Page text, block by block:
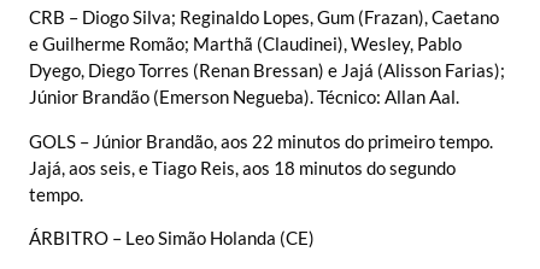
CRB – Diogo Silva; Reginaldo Lopes, Gum (Frazan), Caetano
e Guilherme Romão; Marthã (Claudinei), Wesley, Pablo
Dyego, Diego Torres (Renan Bressan) e Jajá (Alisson Farias);
Júnior Brandão (Emerson Negueba). Técnico: Allan Aal.
GOLS – Júnior Brandão, aos 22 minutos do primeiro tempo.
Jajá, aos seis, e Tiago Reis, aos 18 minutos do segundo
tempo.
ÁRBITRO – Leo Simão Holanda (CE)